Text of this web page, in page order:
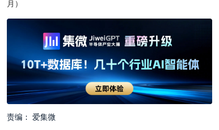
月）
责编： 爱集微